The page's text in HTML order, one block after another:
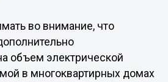
во внимание, что
объем электрической
в многоквартирных домах